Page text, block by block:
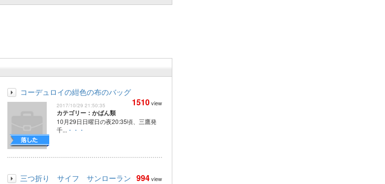
コーデュロイの紺色の布のバッグ
1510view
2017/10/29 21:50:35
カテゴリー：かばん類
10月29日日曜日の夜20:35頃、三鷹発
千... ・・・
三つ折り サイフ サンローラン 994view